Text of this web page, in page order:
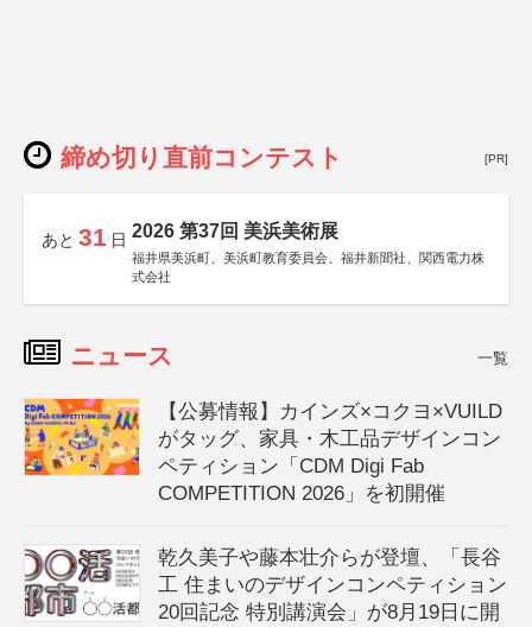
締め切り直前コンテスト [PR]
あと 31 日 2026 第37回 美浜美術展
福井県美浜町、美浜町教育委員会、福井新聞社、関西電力株
式会社
ニュース 一覧
【公募情報】カインズ×コクヨ×VUILD
がタッグ、家具・木工品デザインコン
ペティション「CDM Digi Fab
COMPETITION 2026」を初開催
乾久美子や藤本壮介らが登壇、「長谷
工 住まいのデザインコンペティション
20回記念 特別講演会」が8月19日に開